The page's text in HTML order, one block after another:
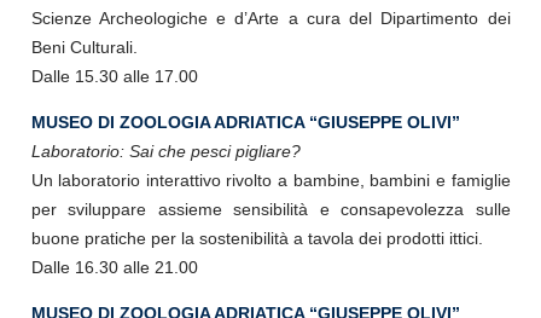
Scienze Archeologiche e d’Arte a cura del Dipartimento dei
Beni Culturali.
Dalle 15.30 alle 17.00
MUSEO DI ZOOLOGIA ADRIATICA “GIUSEPPE OLIVI”
Laboratorio: Sai che pesci pigliare?
Un laboratorio interattivo rivolto a bambine, bambini e famiglie
per sviluppare assieme sensibilità e consapevolezza sulle
buone pratiche per la sostenibilità a tavola dei prodotti ittici.
Dalle 16.30 alle 21.00
MUSEO DI ZOOLOGIA ADRIATICA “GIUSEPPE OLIVI”